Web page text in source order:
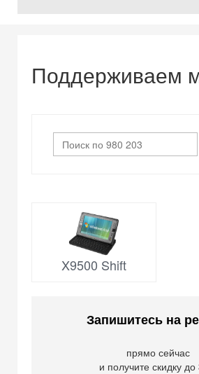
Поддерживаем
X9500 Shift
Запишитесь на
прямо сейчас
и получите скидку до